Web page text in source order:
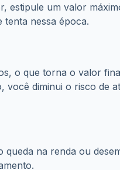
nessa época.
o que torna o valor
você diminui o risco de
na renda ou